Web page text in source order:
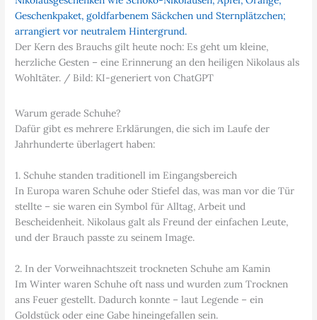
Der Kern des Brauchs gilt heute noch: Es geht um kleine,
herzliche Gesten – eine Erinnerung an den heiligen Nikolaus als
Wohltäter. / Bild: KI-generiert von ChatGPT
Warum gerade Schuhe?
Dafür gibt es mehrere Erklärungen, die sich im Laufe der
Jahrhunderte überlagert haben:
1. Schuhe standen traditionell im Eingangsbereich
In Europa waren Schuhe oder Stiefel das, was man vor die Tür
stellte – sie waren ein Symbol für Alltag, Arbeit und
Bescheidenheit. Nikolaus galt als Freund der einfachen Leute,
und der Brauch passte zu seinem Image.
2. In der Vorweihnachtszeit trockneten Schuhe am Kamin
Im Winter waren Schuhe oft nass und wurden zum Trocknen
ans Feuer gestellt. Dadurch konnte – laut Legende – ein
Goldstück oder eine Gabe hineingefallen sein.